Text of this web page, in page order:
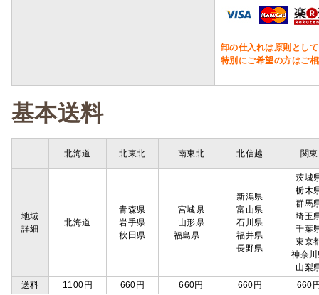
卸の仕入れは原則とし
特別にご希望の方はご
基本送料
北海道 北東北 南東北 北信越 関東
地域
詳細
北海道
青森県
岩手県
秋田県
宮城県
山形県
福島県
新潟県
富山県
石川県
福井県
長野県
茨城
栃木
群馬
埼玉
千葉
東京
神奈
山梨
送料
1100円 660円 660円 660円 660